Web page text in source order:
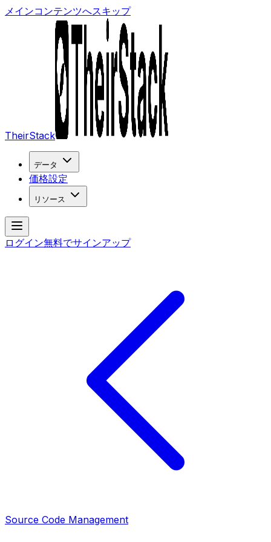
メインコンテンツへスキップ
TheirStack
データ
価格設定
リソース
ログイン無料でサインアップ
Source Code Management